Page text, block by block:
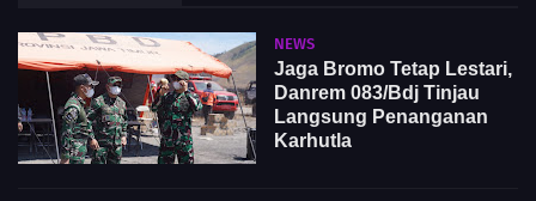
NEWS
Jaga Bromo Tetap Lestari,
Danrem 083/Bdj Tinjau
Langsung Penanganan
Karhutla